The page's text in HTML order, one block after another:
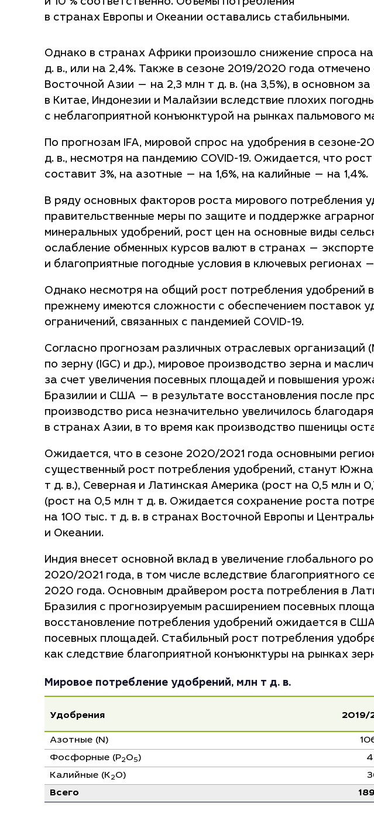
и 10 % соответственно. Объемы потребления
в странах Европы и Океании оставались стабильными.
Однако в странах Африки произошло снижение спроса
д. в., или на 2,4%. Также в сезоне 2019/2020 года
Восточной Азии — на 2,3 млн т д. в. (на 3,5%), в основном
в Китае, Индонезии и Малайзии вследствие плохих
с неблагоприятной конъюнктурой на рынках пальмового
По прогнозам IFA, мировой спрос на удобрения в сезоне-
д. в., несмотря на пандемию COVID-19. Ожидается, что
составит 3%, на азотные — на 1,6%, на калийные — на 1,4%.
В ряду основных факторов роста мирового потребления
правительственные меры по защите и поддержке
минеральных удобрений, рост цен на основные виды
ослабление обменных курсов валют в странах —
и благоприятные погодные условия в ключевых регионах
Однако несмотря на общий рост потребления удобрений
прежнему имеются сложности с обеспечением поставок
ограничений, связанных с пандемией COVID-19.
Согласно прогнозам различных отраслевых
по зерну (IGC) и др.), мировое производство зерна и
за счет увеличения посевных площадей и повышения
Бразилии и США — в результате восстановления после
производство риса незначительно увеличилось
в странах Азии, в то время как производство пшеницы
Ожидается, что в сезоне 2020/2021 года основными
существенный рост потребления удобрений, станут
т д. в.), Северная и Латинская Америка (рост на 0,5 млн и
(рост на 0,5 млн т д. в. Ожидается сохранение роста
на 100 тыс. т д. в. в странах Восточной Европы и
и Океании.
Индия внесет основной вклад в увеличение глобального
2020/2021 года, в том числе вследствие благоприятного
2020 года. Основным драйвером роста потребления в
Бразилия с прогнозируемым расширением посевных
восстановление потребления удобрений ожидается в
посевных площадей. Стабильный рост потребления
как следствие благоприятной конъюнктуры на рынках
Мировое потребление удобрений, млн т д. в.
Удобрения 2019/
Азотные (N)
Фосфорные (P2O5)
Калийные (K2O)
Всего